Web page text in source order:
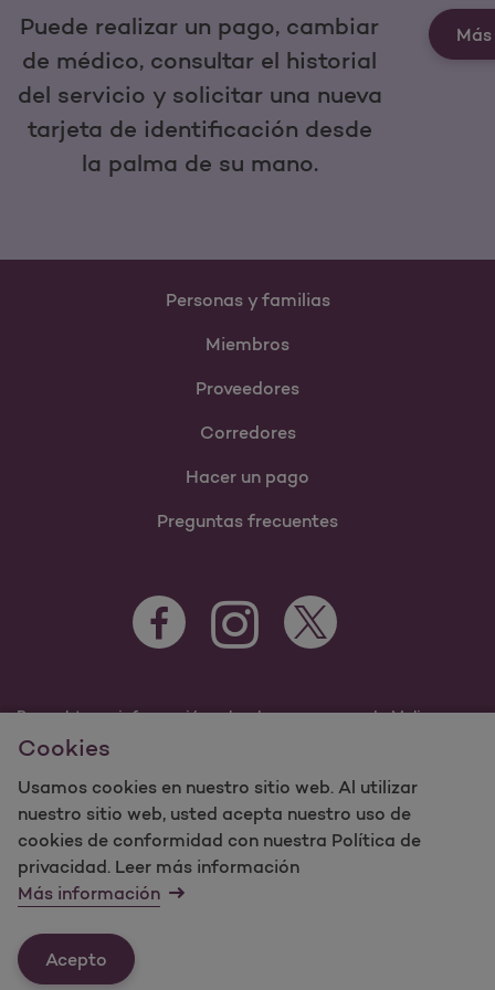
Cookies
Usamos cookies en nuestro sitio web. Al utilizar
nuestro sitio web, usted acepta nuestro uso de
cookies de conformidad con nuestra Política de
privacidad. Leer más información
Más información
Acepto
Puede realizar un pago, cambiar
de médico, consultar el historial
del servicio y solicitar una nueva
tarjeta de identificación desde
la palma de su mano.
Personas y familias
Miembros
Proveedores
Corredores
Hacer un pago
Preguntas frecuentes
Para obtener información sobre los programas de Molina
Healthcare Medicaid y Medicare, visite
MolinaHealthcare.com.
©2023 Molina Healthcare, Inc. Todos los derechos
reservados.
Molina -Términos de uso y
mapa del sitio sobre privacidad del sitio web
Última actualización: 12/16/2021